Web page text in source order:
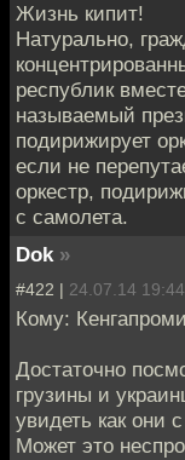
Жизнь кипит!
Натурально,
республик
называемый
подирижирует
если не
оркестр,
с самолета.
Dok »
#422 | 24.07.14 19:44
Кому:
Достаточно
грузины и
увидеть как они
Может это